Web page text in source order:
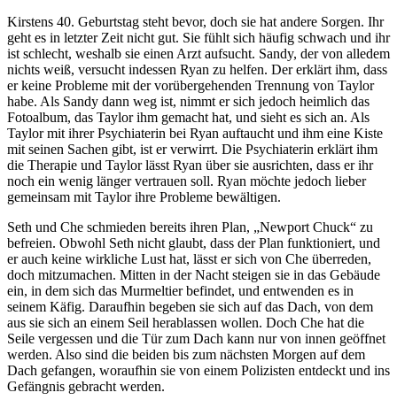
Kirstens 40. Geburtstag steht bevor, doch sie hat andere Sorgen. Ihr
geht es in letzter Zeit nicht gut. Sie fühlt sich häufig schwach und ihr
ist schlecht, weshalb sie einen Arzt aufsucht. Sandy, der von alledem
nichts weiß, versucht indessen Ryan zu helfen. Der erklärt ihm, dass
er keine Probleme mit der vorübergehenden Trennung von Taylor
habe. Als Sandy dann weg ist, nimmt er sich jedoch heimlich das
Fotoalbum, das Taylor ihm gemacht hat, und sieht es sich an. Als
Taylor mit ihrer Psychiaterin bei Ryan auftaucht und ihm eine Kiste
mit seinen Sachen gibt, ist er verwirrt. Die Psychiaterin erklärt ihm
die Therapie und Taylor lässt Ryan über sie ausrichten, dass er ihr
noch ein wenig länger vertrauen soll. Ryan möchte jedoch lieber
gemeinsam mit Taylor ihre Probleme bewältigen.
Seth und Che schmieden bereits ihren Plan, „Newport Chuck“ zu
befreien. Obwohl Seth nicht glaubt, dass der Plan funktioniert, und
er auch keine wirkliche Lust hat, lässt er sich von Che überreden,
doch mitzumachen. Mitten in der Nacht steigen sie in das Gebäude
ein, in dem sich das Murmeltier befindet, und entwenden es in
seinem Käfig. Daraufhin begeben sie sich auf das Dach, von dem
aus sie sich an einem Seil herablassen wollen. Doch Che hat die
Seile vergessen und die Tür zum Dach kann nur von innen geöffnet
werden. Also sind die beiden bis zum nächsten Morgen auf dem
Dach gefangen, woraufhin sie von einem Polizisten entdeckt und ins
Gefängnis gebracht werden.